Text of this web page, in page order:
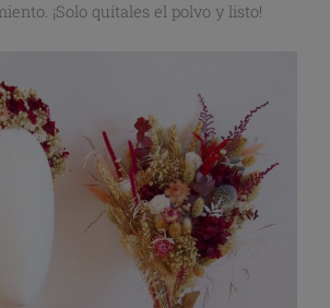
¡Solo quítales el polvo y listo!